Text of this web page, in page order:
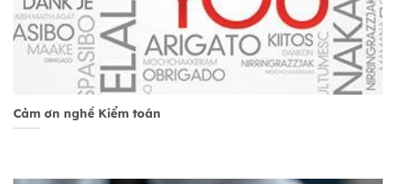
Cảm ơn nghề Kiểm toán